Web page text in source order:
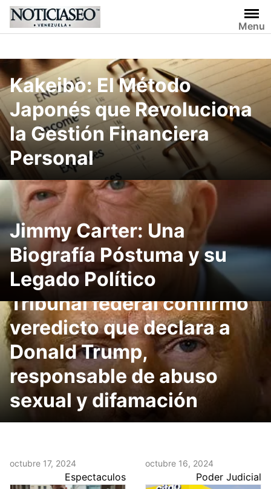
Skip
content
Menu
Kakeibo: El Método
Japonés que Revoluciona
la Gestión Financiera
Personal
Jimmy Carter: Una
Biografía Póstuma y su
Legado Político
Tribunal federal confirmó
veredicto que declara a
Donald Trump,
responsable de abuso
sexual y difamación
octubre 17, 2024
Espectaculos
octubre 16, 2024
Poder Judicial